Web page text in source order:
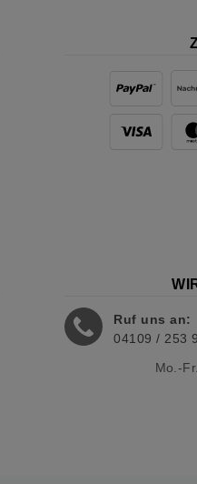
Ruf uns an:
04109 / 253
Mo.-